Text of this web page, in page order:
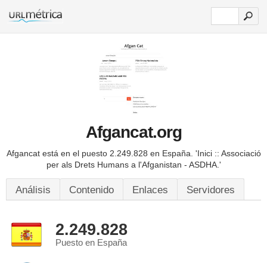
Afgancat.org
Afgancat está en el puesto 2.249.828 en España. 'Inici :: Associació
per als Drets Humans a l'Afganistan - ASDHA.'
Análisis Contenido Enlaces Servidores
2.249.828
Puesto en España